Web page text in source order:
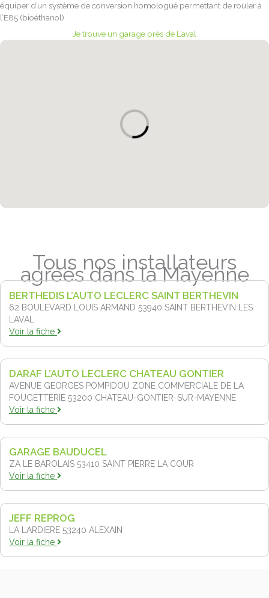
carte_garages_region
équiper d’un système de conversion homologué permettant de rouler à
l’E85 (bioéthanol).
Je trouve un garage près de Laval
Tous nos installateurs
agréés dans la Mayenne
BERTHEDIS L’AUTO LECLERC SAINT BERTHEVIN
62 BOULEVARD LOUIS ARMAND 53940 SAINT BERTHEVIN LES
LAVAL
Voir la fiche
DARAF L’AUTO LECLERC CHATEAU GONTIER
AVENUE GEORGES POMPIDOU ZONE COMMERCIALE DE LA
FOUGETTERIE 53200 CHATEAU-GONTIER-SUR-MAYENNE
Voir la fiche
GARAGE BAUDUCEL
ZA LE BAROLAIS 53410 SAINT PIERRE LA COUR
Voir la fiche
JEFF REPROG
LA LARDIERE 53240 ALEXAIN
Voir la fiche